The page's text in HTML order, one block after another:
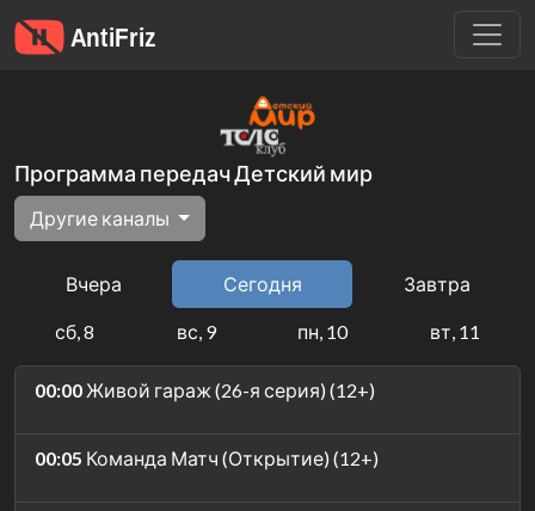
Программа передач Детский мир
Другие каналы
Вчера Сегодня Завтра
сб, 8 вс, 9 пн, 10 вт, 11
00:00 Живой гараж (26-я серия) (12+)
00:05 Команда Матч (Открытие) (12+)